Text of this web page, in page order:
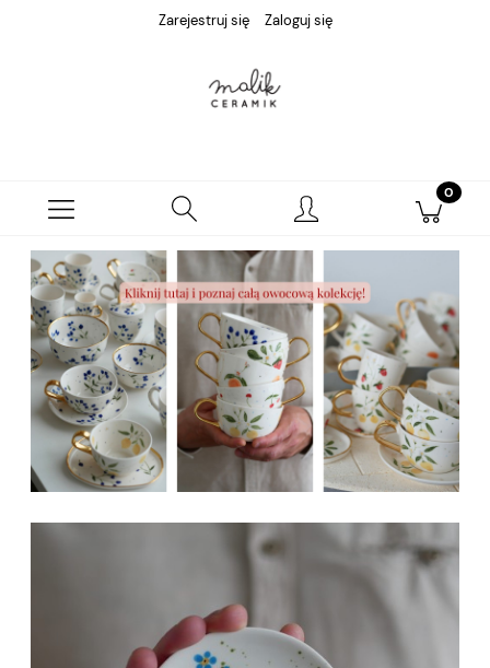
Zarejestruj się Zaloguj się